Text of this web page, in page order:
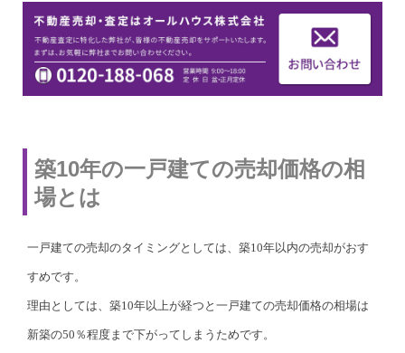
築10年の一戸建ての売却価格の相
場とは
一戸建ての売却のタイミングとしては、築10年以内の売却がおす
すめです。
理由としては、築10年以上が経つと一戸建ての売却価格の相場は
新築の50％程度まで下がってしまうためです。